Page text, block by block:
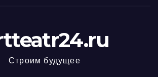
Строим будущее